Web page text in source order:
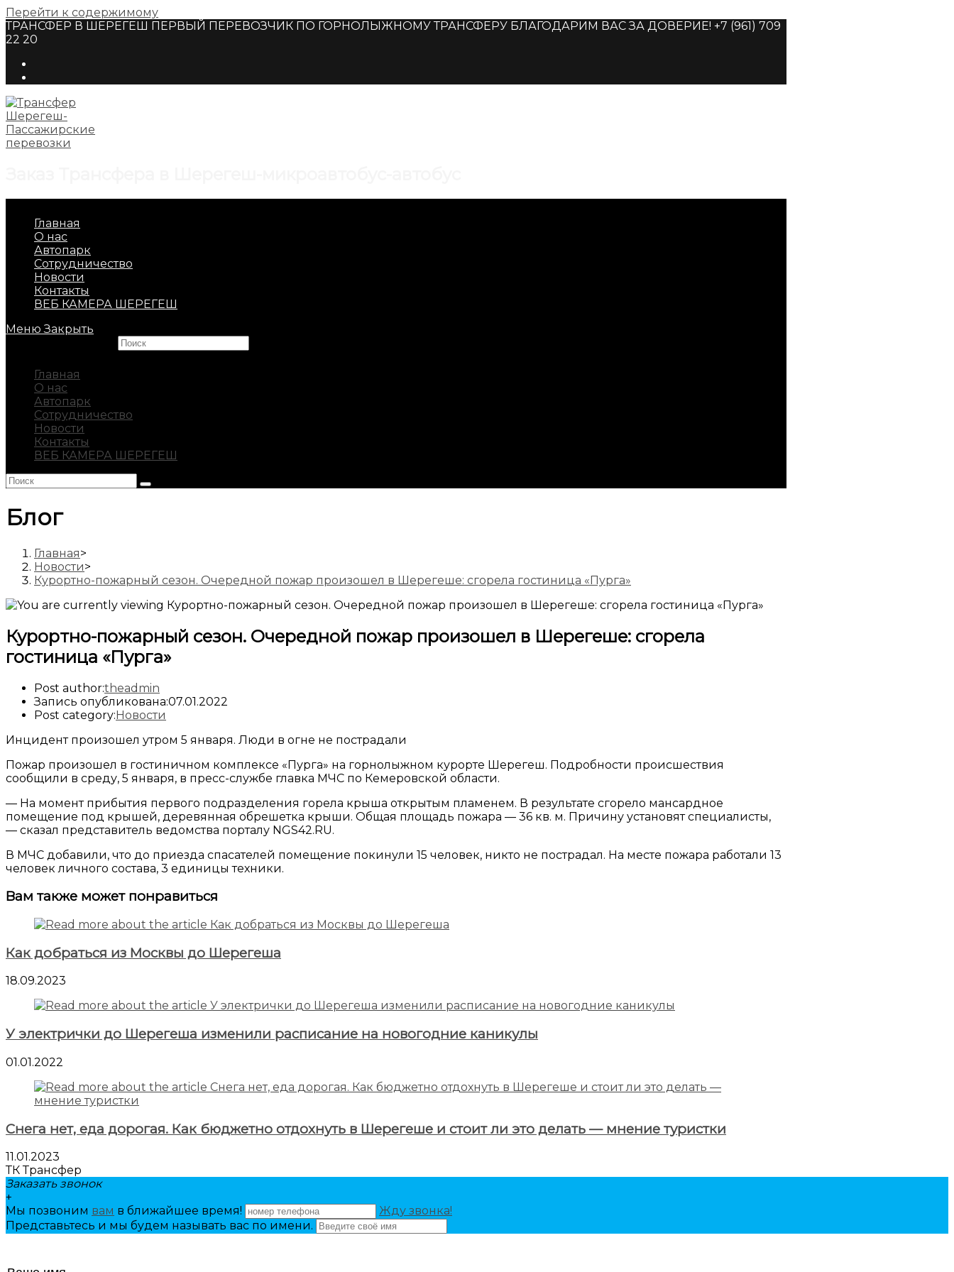
Перейти к содержимому
ТРАНСФЕР В ШЕРЕГЕШ ПЕРВЫЙ ПЕРЕВОЗЧИК ПО ГОРНОЛЫЖНОМУ ТРАНСФЕРУ БЛАГОДАРИМ ВАС ЗА ДОВЕРИЕ! +7 (961) 709
22 20
Главная
О нас
Автопарк
Сотрудничество
Новости
Контакты
ВЕБ КАМЕРА ШЕРЕГЕШ
Меню Закрыть
Главная
О нас
Автопарк
Сотрудничество
Новости
Контакты
ВЕБ КАМЕРА ШЕРЕГЕШ
Блог
Главная>
Новости>
Курортно-пожарный сезон. Очередной пожар произошел в Шерегеше: сгорела гостиница «Пурга»
Курортно-пожарный сезон. Очередной пожар произошел в Шерегеше: сгорела
гостиница «Пурга»
Post author:theadmin
Запись опубликована:07.01.2022
Post category:Новости
Инцидент произошел утром 5 января. Люди в огне не пострадали
Пожар произошел в гостиничном комплексе «Пурга» на горнолыжном курорте Шерегеш. Подробности происшествия
сообщили в среду, 5 января, в пресс-службе главка МЧС по Кемеровской области.
— На момент прибытия первого подразделения горела крыша открытым пламенем. В результате сгорело мансардное
помещение под крышей, деревянная обрешетка крыши. Общая площадь пожара — 36 кв. м. Причину установят специалисты,
— сказал представитель ведомства порталу NGS42.RU.
В МЧС добавили, что до приезда спасателей помещение покинули 15 человек, никто не пострадал. На месте пожара работали 13
человек личного состава, 3 единицы техники.
Вам также может понравиться
Как добраться из Москвы до Шерегеша
18.09.2023
У электрички до Шерегеша изменили расписание на новогодние каникулы
01.01.2022
Снега нет, еда дорогая. Как бюджетно отдохнуть в Шерегеше и стоит ли это делать — мнение туристки
11.01.2023
ТК Трансфер
Заказать звонок
+
Мы позвоним вам в ближайшее время!
Жду звонка!
Представьтесь и мы будем называть вас по имени.